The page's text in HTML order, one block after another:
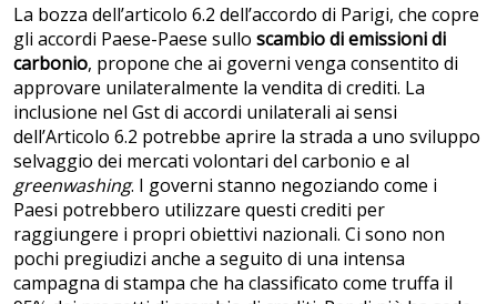
La bozza dell’articolo 6.2 dell’accordo di Parigi, che copre
gli accordi Paese-Paese sullo scambio di emissioni di
carbonio, propone che ai governi venga consentito di
approvare unilateralmente la vendita di crediti. La
inclusione nel Gst di accordi unilaterali ai sensi
dell’Articolo 6.2 potrebbe aprire la strada a uno sviluppo
selvaggio dei mercati volontari del carbonio e al
greenwashing. I governi stanno negoziando come i
Paesi potrebbero utilizzare questi crediti per
raggiungere i propri obiettivi nazionali. Ci sono non
pochi pregiudizi anche a seguito di una intensa
campagna di stampa che ha classificato come truffa il